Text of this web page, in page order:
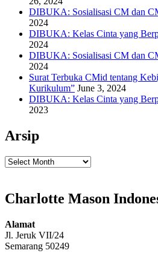
DIBUKA: Sosialisasi CM dan
2024
DIBUKA: Kelas Cinta yang
2024
DIBUKA: Sosialisasi CM dan
2024
Surat Terbuka CMid tentang
Kurikulum” June 3, 2024
DIBUKA: Kelas Cinta yang
2023
Arsip
Arsip
Charlotte Mason
Alamat
Jl. Jeruk VII/24
Semarang 50249